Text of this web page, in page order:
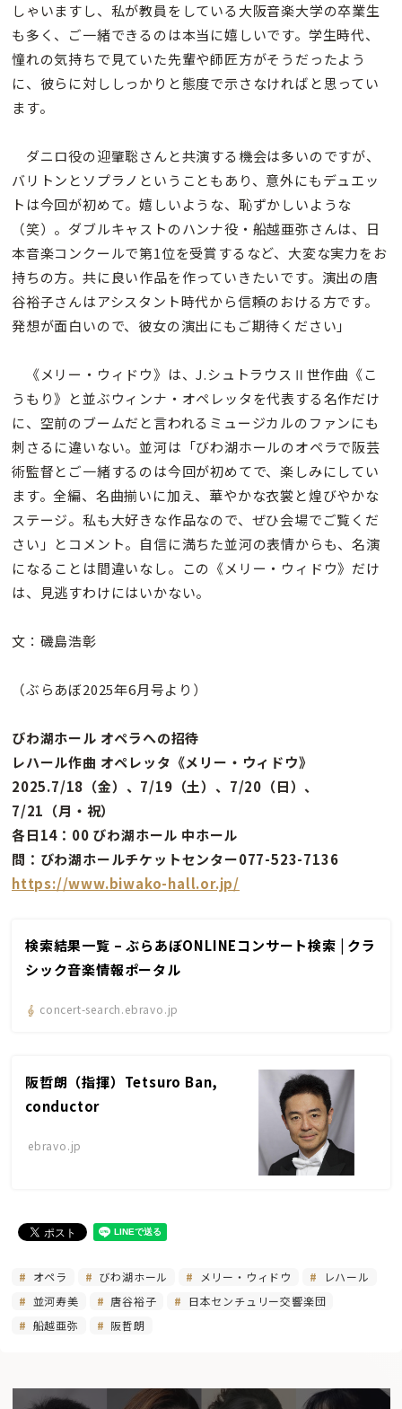
しゃいますし、私が教員をしている大阪音楽大学の卒業生
も多く、ご一緒できるのは本当に嬉しいです。学生時代、
憧れの気持ちで見ていた先輩や師匠方がそうだったよう
に、彼らに対ししっかりと態度で示さなければと思ってい
ます。
ダニロ役の迎肇聡さんと共演する機会は多いのですが、
バリトンとソプラノということもあり、意外にもデュエッ
トは今回が初めて。嬉しいような、恥ずかしいような
（笑）。ダブルキャストのハンナ役・船越亜弥さんは、日
本音楽コンクールで第1位を受賞するなど、大変な実力をお
持ちの方。共に良い作品を作っていきたいです。演出の唐
谷裕子さんはアシスタント時代から信頼のおける方です。
発想が面白いので、彼女の演出にもご期待ください」
《メリー・ウィドウ》は、J.シュトラウスⅡ世作曲《こ
うもり》と並ぶウィンナ・オペレッタを代表する名作だけ
に、空前のブームだと言われるミュージカルのファンにも
刺さるに違いない。並河は「びわ湖ホールのオペラで阪芸
術監督とご一緒するのは今回が初めてで、楽しみにしてい
ます。全編、名曲揃いに加え、華やかな衣裳と煌びやかな
ステージ。私も大好きな作品なので、ぜひ会場でご覧くだ
さい」とコメント。自信に満ちた並河の表情からも、名演
になることは間違いなし。この《メリー・ウィドウ》だけ
は、見逃すわけにはいかない。
文：磯島浩彰
（ぶらあぼ2025年6月号より）
びわ湖ホール オペラへの招待
レハール作曲 オペレッタ《メリー・ウィドウ》
2025.7/18（金）、7/19（土）、7/20（日）、
7/21（月・祝）
各日14：00 びわ湖ホール 中ホール
問：びわ湖ホールチケットセンター077-523-7136
https://www.biwako-hall.or.jp/
検索結果一覧 – ぶらあぼONLINEコンサート検索 | クラ
シック音楽情報ポータル
concert-search.ebravo.jp
阪哲朗（指揮）Tetsuro Ban,
conductor
ebravo.jp
オペラ びわ湖ホール メリー・ウィドウ
レハール
並河寿美
唐谷裕子
日本センチュリー交響楽団
船越亜弥
阪哲朗